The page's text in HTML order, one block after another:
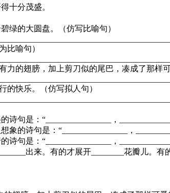
得十分茂盛。
碧绿的大圆盘。（仿写比喻句）
为比喻句）
力的翅膀，加上剪刀似的尾巴，凑成了那
行的快乐。（仿写拟人句）
诗句是：“________________，
象的诗句是：“________________，
诗句是：“________________，
出来。有的才展开________花瓣儿